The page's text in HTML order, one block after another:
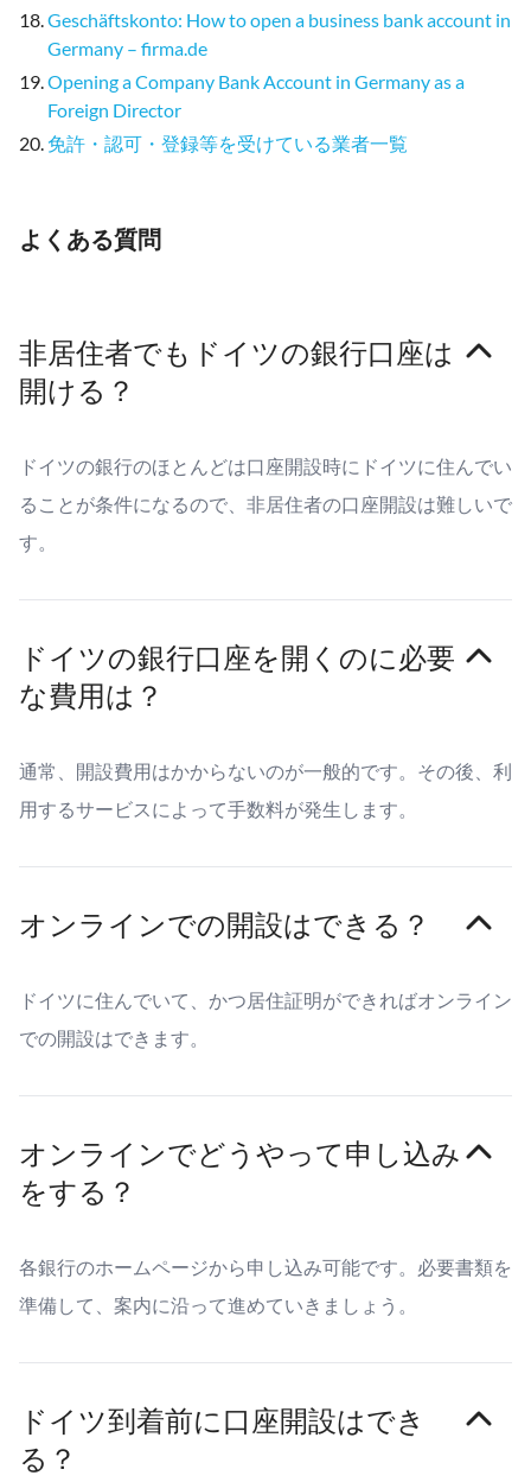
Geschäftskonto: How to open a business bank account in
Germany – firma.de
Opening a Company Bank Account in Germany as a
Foreign Director
免許・認可・登録等を受けている業者一覧
よくある質問
非居住者でもドイツの銀行口座は
開ける？
ドイツの銀行のほとんどは口座開設時にドイツに住んでい
ることが条件になるので、非居住者の口座開設は難しいで
す。
ドイツの銀行口座を開くのに必要
な費用は？
通常、開設費用はかからないのが一般的です。その後、利
用するサービスによって手数料が発生します。
オンラインでの開設はできる？
ドイツに住んでいて、かつ居住証明ができればオンライン
での開設はできます。
オンラインでどうやって申し込み
をする？
各銀行のホームページから申し込み可能です。必要書類を
準備して、案内に沿って進めていきましょう。
ドイツ到着前に口座開設はでき
る？